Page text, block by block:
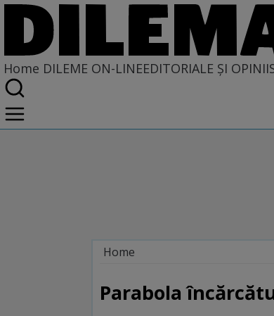
Home DILEME ON-LINEEDITORIALE ȘI OPINII
Home
Parabola